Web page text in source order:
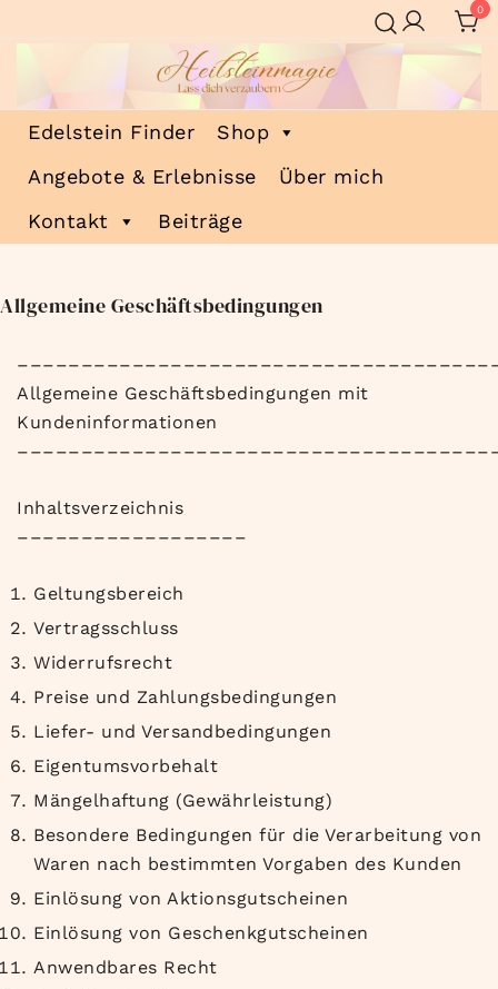
Inhalt
0
Heilsteinmagie
Lass dich verzaubern
Edelstein Finder
Shop
Angebote & Erlebnisse
Über mich
Kontakt
Beiträge
Allgemeine Geschäftsbedingungen
Allgemeine Geschäftsbedingungen mit
Kundeninformationen
Inhaltsverzeichnis
––––––––––––––––––
Geltungsbereich
Vertragsschluss
Widerrufsrecht
Preise und Zahlungsbedingungen
Liefer- und Versandbedingungen
Eigentumsvorbehalt
Mängelhaftung (Gewährleistung)
Besondere Bedingungen für die Verarbeitung von
Waren nach bestimmten Vorgaben des Kunden
Einlösung von Aktionsgutscheinen
Einlösung von Geschenkgutscheinen
Anwendbares Recht